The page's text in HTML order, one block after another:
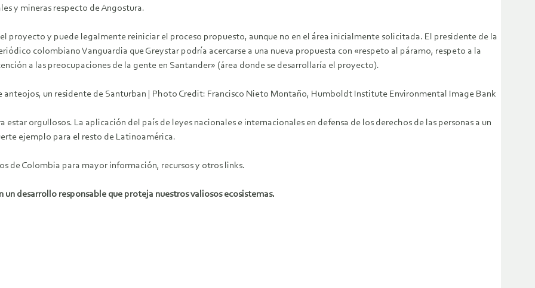
y mineras respecto de Angostura.
proyecto y puede legalmente reiniciar el proceso propuesto, aunque no en el área inicialmente solicitada. El presidente de la
colombiano Vanguardia que Greystar podría acercarse a una nueva propuesta con «respeto al páramo, respeto a la
a las preocupaciones de la gente en Santander» (área donde se desarrollaría el proyecto).
anteojos, un residente de Santurban | Photo Credit: Francisco Nieto Montaño, Humboldt Institute Environmental Image Bank
orgullosos. La aplicación del país de leyes nacionales e internacionales en defensa de los derechos de las personas a un
ejemplo para el resto de Latinoamérica.
de Colombia para mayor información, recursos y otros links.
desarrollo responsable que proteja nuestros valiosos ecosistemas.